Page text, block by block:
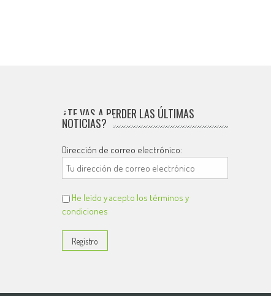
¿TE VAS A PERDER LAS ÚLTIMAS
NOTICIAS?
Dirección de correo electrónico:
He leído y acepto los términos y
condiciones